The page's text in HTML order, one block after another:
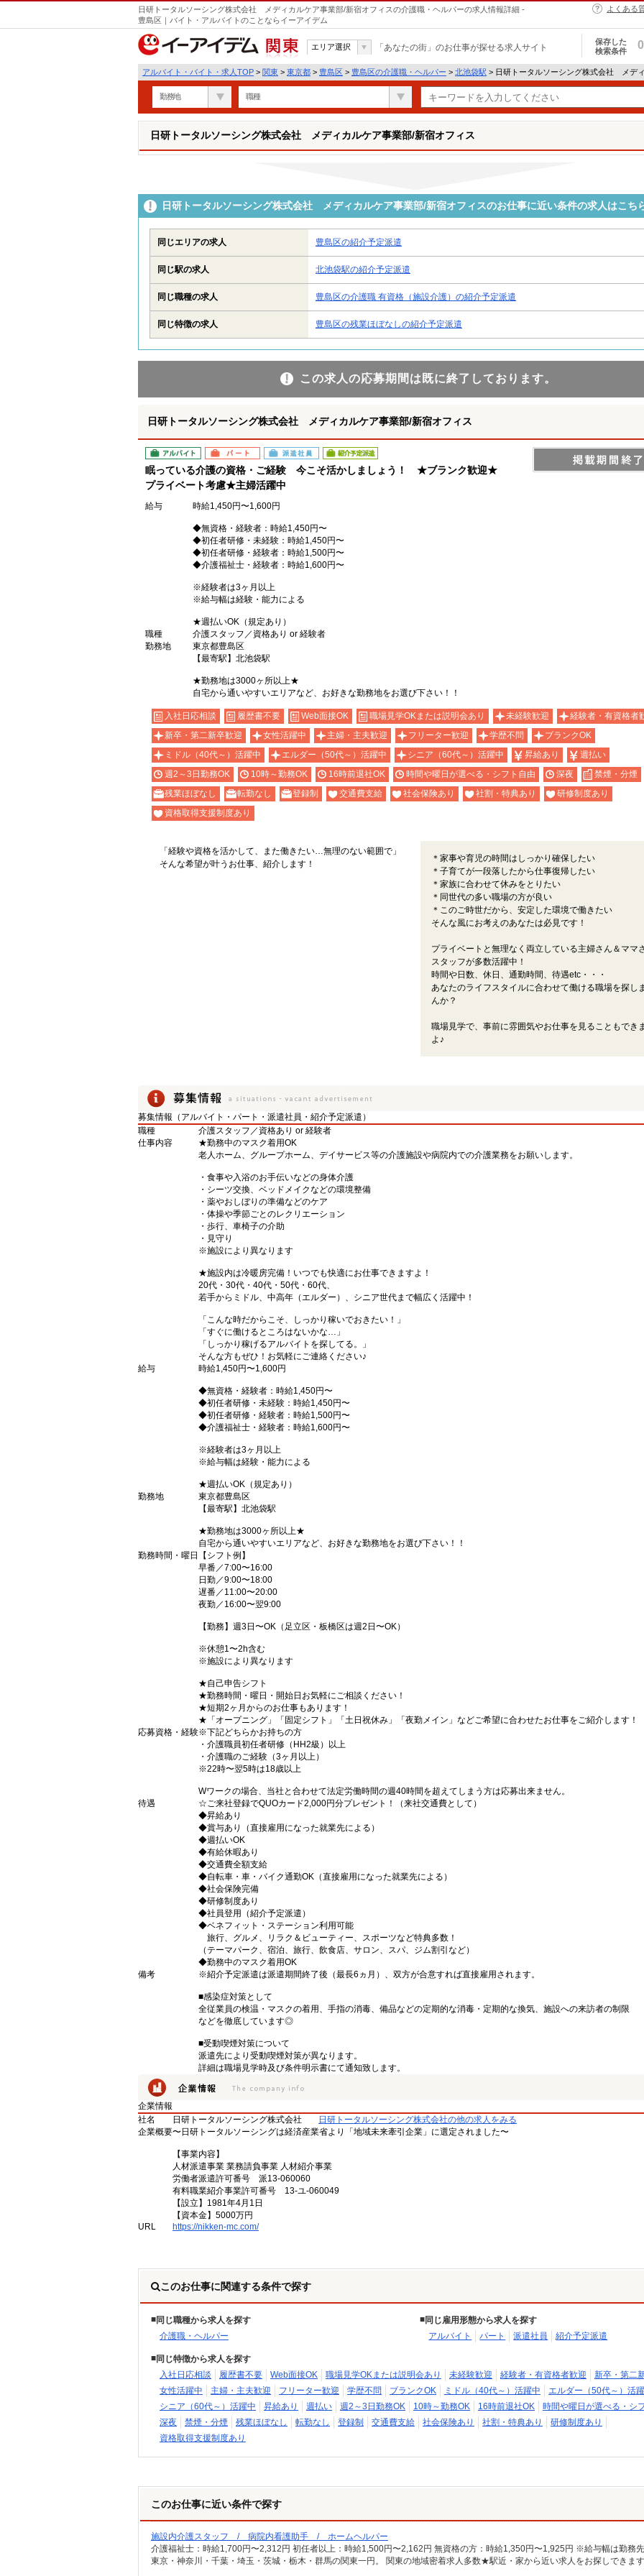
日研トータルソーシング株式会社 メディカルケア事業部/新宿オフィスの介護職・ヘルパーの求人情報詳細 -
豊島区｜バイト・アルバイトのことならイーアイデム
よくある
関東
エリア選択 「あなたの街」のお仕事が探せる求人サイト
保存した
検索条件
0
アルバイト・バイト・求人TOP > 関東 > 東京都 > 豊島区 > 豊島区の介護職・ヘルパー > 北池袋駅 > 日研トータルソーシング株式会社 メデ
勤務地 職種
日研トータルソーシング株式会社 メディカルケア事業部/新宿オフィス
日研トータルソーシング株式会社 メディカルケア事業部/新宿オフィスのお仕事に近い条件の求人はこち
同じエリアの求人 豊島区の紹介予定派遣
同じ駅の求人 北池袋駅の紹介予定派遣
同じ職種の求人 豊島区の介護職 有資格（施設介護）の紹介予定派遣
同じ特徴の求人 豊島区の残業ほぼなしの紹介予定派遣
この求人の応募期間は既に終了しております。
日研トータルソーシング株式会社 メディカルケア事業部/新宿オフィス
アルバイト パート 派遣社員 紹介予定派遣
眠っている介護の資格・ご経験 今こそ活かしましょう！ ★ブランク歓迎★
プライベート考慮★主婦活躍中
給与 時給1,450円〜1,600円
◆無資格・経験者：時給1,450円〜
◆初任者研修・未経験：時給1,450円〜
◆初任者研修・経験者：時給1,500円〜
◆介護福祉士・経験者：時給1,600円〜
※経験者は3ヶ月以上
※給与幅は経験・能力による
★週払いOK（規定あり）
職種
介護スタッフ／資格あり or 経験者
勤務地
東京都豊島区
【最寄駅】北池袋駅
★勤務地は3000ヶ所以上★
自宅から通いやすいエリアなど、お好きな勤務地をお選び下さい！！
入社日応相談 履歴書不要 Web面接OK 職場見学OKまたは説明会あり 未経験歓迎
経験者・有資格者
新卒・第二新卒歓迎
女性活躍中 主婦・主夫歓迎 フリーター歓迎 学歴不問
ブランクOK
ミドル（40代～）活躍中
エルダー（50代～）活躍中 シニア（60代～）活躍中 昇給あり
週払い
週2～3日勤務OK
10時～勤務OK 16時前退社OK 時間や曜日が選べる・シフト自由 深夜
禁煙・分煙
残業ほぼなし
転勤なし 登録制 交通費支給 社会保険あり 社割・特典あり
研修制度あり
資格取得支援制度あり
「経験や資格を活かして、また働きたい…無理のない範囲で」
そんな希望が叶うお仕事、紹介します！
＊家事や育児の時間はしっかり確保したい
＊子育てが一段落したから仕事復帰したい
＊家族に合わせて休みをとりたい
＊同世代の多い職場の方が良い
＊このご時世だから、安定した環境で働きたい
そんな風にお考えのあなたは必見です！
プライベートと無理なく両立している主婦さん＆ママ
スタッフが多数活躍中！
時間や日数、休日、通勤時間、待遇etc・・・
あなたのライフスタイルに合わせて働ける職場を探し
んか？
職場見学で、事前に雰囲気やお仕事を見ることもでき
よ♪
募集情報（アルバイト・パート・派遣社員・紹介予定派遣）
職種
介護スタッフ／資格あり or 経験者
仕事内容
★勤務中のマスク着用OK
老人ホーム、グループホーム、デイサービス等の介護施設や病院内での介護業務をお願いします。
・食事や入浴のお手伝いなどの身体介護
・シーツ交換、ベッドメイクなどの環境整備
・薬やおしぼりの準備などのケア
・体操や季節ごとのレクリエーション
・歩行、車椅子の介助
・見守り
※施設により異なります
★施設内は冷暖房完備！いつでも快適にお仕事できますよ！
20代・30代・40代・50代・60代、
若手からミドル、中高年（エルダー）、シニア世代まで幅広く活躍中！
「こんな時だからこそ、しっかり稼いでおきたい！」
「すぐに働けるところはないかな…」
「しっかり稼げるアルバイトを探してる。」
そんな方もぜひ！お気軽にご連絡ください♪
給与
時給1,450円〜1,600円
◆無資格・経験者：時給1,450円〜
◆初任者研修・未経験：時給1,450円〜
◆初任者研修・経験者：時給1,500円〜
◆介護福祉士・経験者：時給1,600円〜
※経験者は3ヶ月以上
※給与幅は経験・能力による
★週払いOK（規定あり）
勤務地
東京都豊島区
【最寄駅】北池袋駅
★勤務地は3000ヶ所以上★
自宅から通いやすいエリアなど、お好きな勤務地をお選び下さい！！
勤務時間・曜日
【シフト例】
早番／7:00〜16:00
日勤／9:00〜18:00
遅番／11:00〜20:00
夜勤／16:00〜翌9:00
【勤務】週3日〜OK（足立区・板橋区は週2日〜OK）
※休憩1〜2h含む
※施設により異なります
★自己申告シフト
★勤務時間・曜日・開始日お気軽にご相談ください！
★短期2ヶ月からのお仕事もあります！
★「オープニング」「固定シフト」「土日祝休み」「夜勤メイン」などご希望に合わせたお仕事をご紹介します！
応募資格・経験※下記どちらかお持ちの方
・介護職員初任者研修（HH2級）以上
・介護職のご経験（3ヶ月以上）
※22時〜翌5時は18歳以上
Wワークの場合、当社と合わせて法定労働時間の週40時間を超えてしまう方は応募出来ません。
待遇
☆ご来社登録でQUOカード2,000円分プレゼント！（来社交通費として）
◆昇給あり
◆賞与あり（直接雇用になった就業先による）
◆週払いOK
◆有給休暇あり
◆交通費全額支給
◆自転車・車・バイク通勤OK（直接雇用になった就業先による）
◆社会保険完備
◆研修制度あり
◆社員登用（紹介予定派遣）
◆ベネフィット・ステーション利用可能
旅行、グルメ、リラク＆ビューティー、スポーツなど特典多数！
（テーマパーク、宿泊、旅行、飲食店、サロン、スパ、ジム割引など）
◆勤務中のマスク着用OK
備考
※紹介予定派遣は派遣期間終了後（最長6ヵ月）、双方が合意すれば直接雇用されます。
■感染症対策として
全従業員の検温・マスクの着用、手指の消毒、備品などの定期的な消毒・定期的な換気、施設への来訪者の制限
などを徹底しています◎
■受動喫煙対策について
派遣先により受動喫煙対策が異なります。
詳細は職場見学時及び条件明示書にて通知致します。
企業情報
社名
日研トータルソーシング株式会社
日研トータルソーシング株式会社の他の求人をみる
企業概要〜日研トータルソーシングは経済産業省より「地域未来牽引企業」に選定されました〜
【事業内容】
人材派遣事業 業務請負事業 人材紹介事業
労働者派遣許可番号 派13-060060
有料職業紹介事業許可番号 13-ユ-060049
【設立】1981年4月1日
【資本金】5000万円
URL
https://nikken-mc.com/
このお仕事に関連する条件で探す
同じ職種から求人を探す
介護職・ヘルパー
同じ雇用形態から求人を探す
アルバイト
パート 派遣社員 紹介予定派遣
同じ特徴から求人を探す
入社日応相談
履歴書不要 Web面接OK 職場見学OKまたは説明会あり 未経験歓迎 経験者・有資格者歓迎
新卒・第二
女性活躍中
主婦・主夫歓迎 フリーター歓迎 学歴不問 ブランクOK ミドル（40代～）活躍中
エルダー（50代～）活
シニア（60代～）活躍中
昇給あり 週払い 週2～3日勤務OK 10時～勤務OK 16時前退社OK
時間や曜日が選べる・シ
深夜
禁煙・分煙 残業ほぼなし 転勤なし 登録制 交通費支給 社会保険あり 社割・特典あり
研修制度あり
資格取得支援制度あり
このお仕事に近い条件で探す
施設内介護スタッフ / 病院内看護助手 / ホームヘルパー
東京・神奈川・千葉・埼玉・茨城・栃木・群馬の関東一円。 関東の地域密着求人多数★駅近・家から近い求人をお探しできます